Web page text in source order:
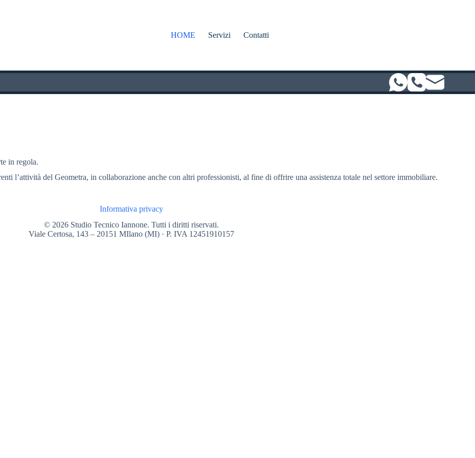
HOME Servizi Contatti
in regola.
l’attività del Geometra, in collaborazione anche con altri professionisti, al fine di offrire una assistenza totale nel settore immobiliare.
Informativa privacy
© 2026 Studio Tecnico Iannone. Tutti i diritti riservati.
Viale Certosa, 143 – 20151 MIlano (MI) · P. IVA 12451910157